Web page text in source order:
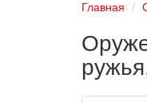
Главная